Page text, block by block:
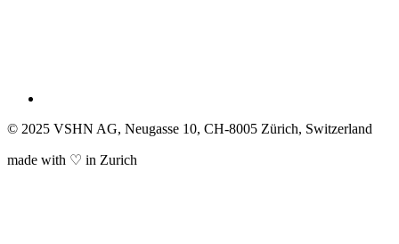
© 2025 VSHN AG, Neugasse 10, CH-8005 Zürich, Switzerland
made with ♡ in Zurich